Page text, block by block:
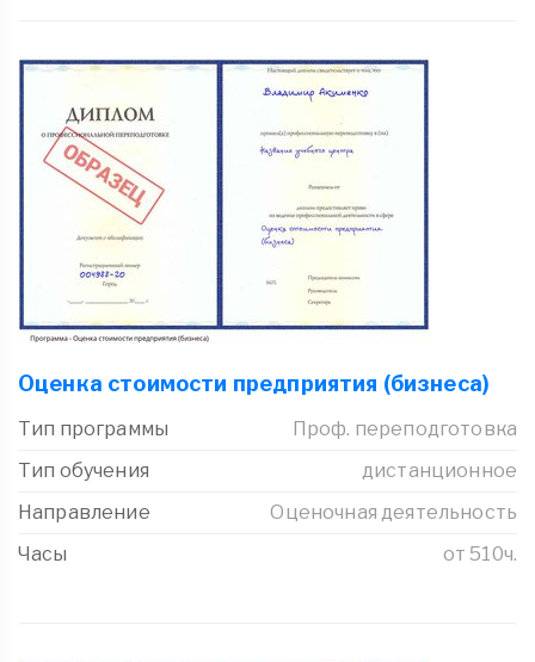
Оценка стоимости предприятия (бизнеса)
Тип программы
Проф. переподготовка
Тип обучения
дистанционное
Направление
Оценочная деятельность
Часы
от 510ч.